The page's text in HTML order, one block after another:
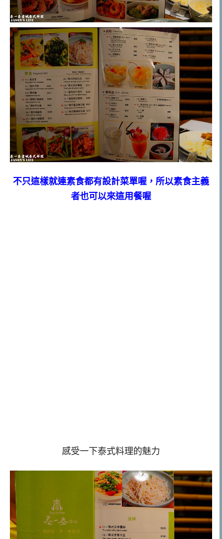
不只這樣就連素食都有設計菜單喔，所以素食主義
者也可以來這用餐喔
感受一下泰式料理的魅力